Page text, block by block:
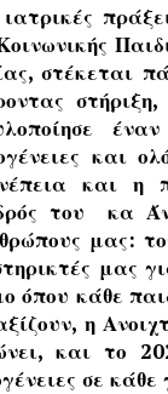
στέκεται
και
και η
του κα
μας:
μας
όπου κάθε
η
και το
σε